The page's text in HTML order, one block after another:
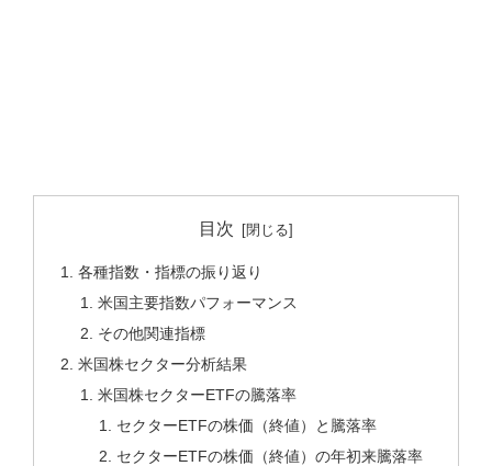
目次
各種指数・指標の振り返り
米国主要指数パフォーマンス
その他関連指標
米国株セクター分析結果
米国株セクターETFの騰落率
セクターETFの株価（終値）と騰落率
セクターETFの株価（終値）の年初来騰落率